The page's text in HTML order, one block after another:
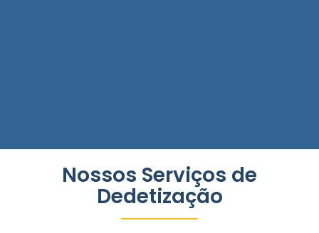
Nossos Serviços de
Dedetização